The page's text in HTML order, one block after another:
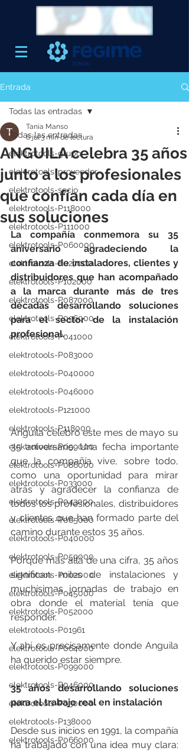
Entrada
Todas las entradas
elektrotools-grupo
elektrotools-proveedor
elektrotools-socio
elektrotools-P118000
elektrotools-P111000
elektrotools-P060000
elektrotools-P027000
elektrotools-P102000
elektrotools-P087000
elektrotools-P096000
elektrotools-P041000
elektrotools-P083000
elektrotools-P040000
elektrotools-P046000
elektrotools-P121000
elektrotools-P118000
elektrotools-P059000
elektrotools-P086000
elektrotools-P033000
elektrotools-P043000
elektrotools-P065000
elektrotools-P040000
elektrotools-P059000
elektrotools-P002000
elektrotools-P045000
elektrotools-P052000
elektrotools-P01961
elektrotools-P064000
elektrotools-P099000
elektrotools-P046000
elektrotools-P030000
elektrotools-P138000
elektrotools-P066000
Todas las entradas
ANGUILA celebra 35 años
junto a los profesionales
que confían cada día en
sus soluciones
Tania Manso
6 jul3 min de lectura
La compañía conmemora su 35
aniversario agradeciendo la
confianza de instaladores, clientes y
distribuidores que han acompañado
a la marca durante más de tres
décadas desarrollando soluciones
para el sector de la instalación
profesional.
Anguila celebró este mes de mayo su
35 aniversario. Una fecha importante
que la compañía vive, sobre todo,
como una oportunidad para mirar
atrás y agradecer la confianza de
todos los profesionales, distribuidores
y clientes que han formado parte del
camino durante estos 35 años.
Porque más allá de una cifra, 35 años
significan miles de instalaciones y
muchísimas jornadas de trabajo en
obra donde el material tenía que
responder.
Y ahí es precisamente donde Anguila
ha querido estar siempre.
35 años desarrollando soluciones
para el trabajo real en instalación
Desde sus inicios en 1991, la compañía
ha trabajado con una idea muy clara: